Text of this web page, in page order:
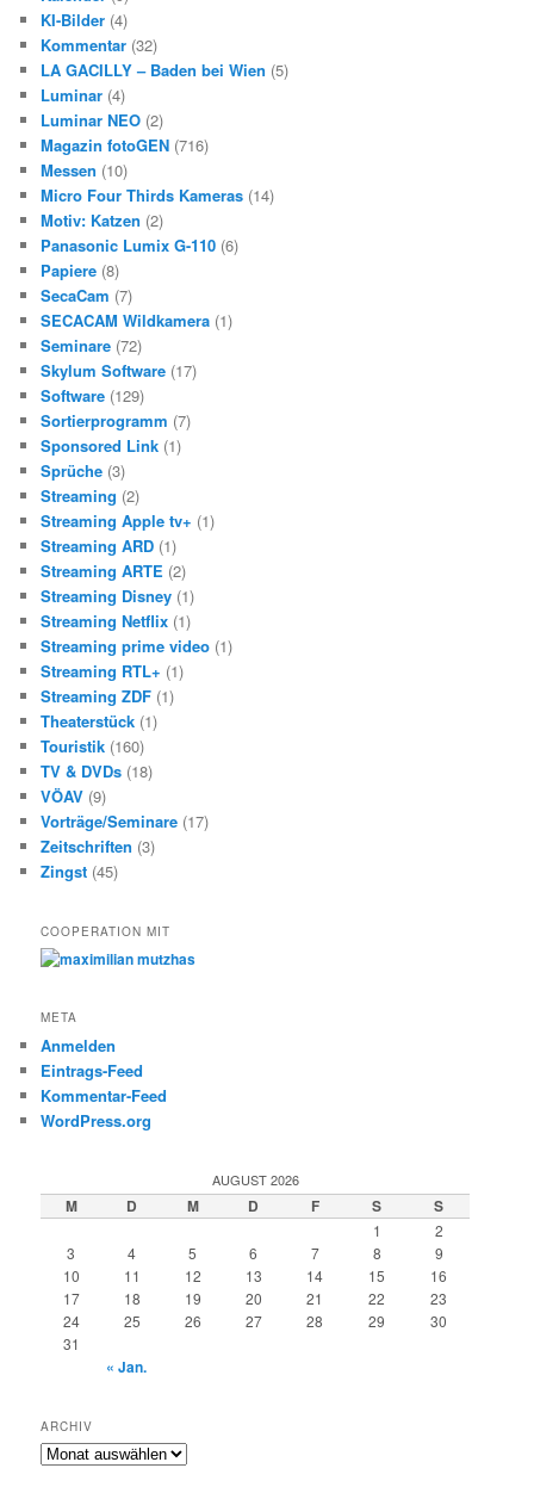
KI-Bilder (4)
Kommentar (32)
LA GACILLY – Baden bei Wien (5)
Luminar (4)
Luminar NEO (2)
Magazin fotoGEN (716)
Messen (10)
Micro Four Thirds Kameras (14)
Motiv: Katzen (2)
Panasonic Lumix G-110 (6)
Papiere (8)
SecaCam (7)
SECACAM Wildkamera (1)
Seminare (72)
Skylum Software (17)
Software (129)
Sortierprogramm (7)
Sponsored Link (1)
Sprüche (3)
Streaming (2)
Streaming Apple tv+ (1)
Streaming ARD (1)
Streaming ARTE (2)
Streaming Disney (1)
Streaming Netflix (1)
Streaming prime video (1)
Streaming RTL+ (1)
Streaming ZDF (1)
Theaterstück (1)
Touristik (160)
TV & DVDs (18)
VÖAV (9)
Vorträge/Seminare (17)
Zeitschriften (3)
Zingst (45)
COOPERATION MIT
META
Anmelden
Eintrags-Feed
Kommentar-Feed
WordPress.org
AUGUST 2026
M D M D F S S
1
2
3
4 5 6 7 8
9
10
11 12 13 14 15
16
17
18 19 20 21 22
23
24
25 26 27 28 29
30
31
« Jan.
ARCHIV
Archiv